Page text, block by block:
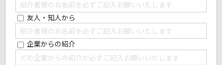
友人・知人から
企業からの紹介